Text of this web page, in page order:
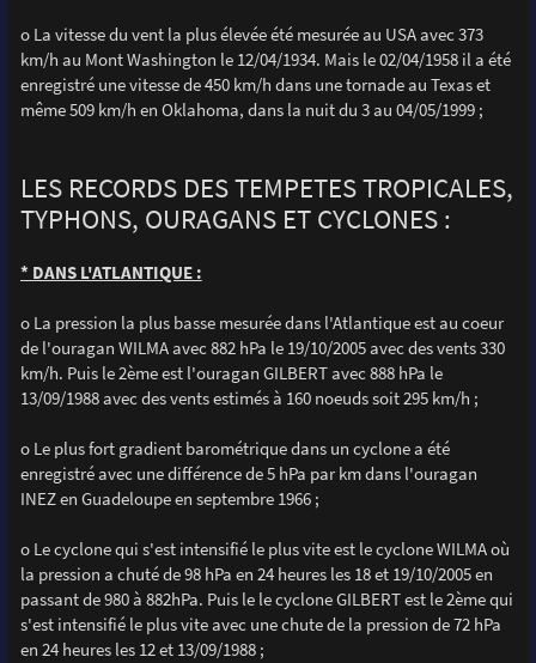
o La vitesse du vent la plus élevée été mesurée au USA avec 373
km/h au Mont Washington le 12/04/1934. Mais le 02/04/1958 il a été
enregistré une vitesse de 450 km/h dans une tornade au Texas et
même 509 km/h en Oklahoma, dans la nuit du 3 au 04/05/1999 ;
LES RECORDS DES TEMPETES TROPICALES,
TYPHONS, OURAGANS ET CYCLONES :
* DANS L'ATLANTIQUE :
o La pression la plus basse mesurée dans l'Atlantique est au coeur
de l'ouragan WILMA avec 882 hPa le 19/10/2005 avec des vents 330
km/h. Puis le 2ème est l'ouragan GILBERT avec 888 hPa le
13/09/1988 avec des vents estimés à 160 noeuds soit 295 km/h ;
o Le plus fort gradient barométrique dans un cyclone a été
enregistré avec une différence de 5 hPa par km dans l'ouragan
INEZ en Guadeloupe en septembre 1966 ;
o Le cyclone qui s'est intensifié le plus vite est le cyclone WILMA où
la pression a chuté de 98 hPa en 24 heures les 18 et 19/10/2005 en
passant de 980 à 882hPa. Puis le le cyclone GILBERT est le 2ème qui
s'est intensifié le plus vite avec une chute de la pression de 72 hPa
en 24 heures les 12 et 13/09/1988 ;